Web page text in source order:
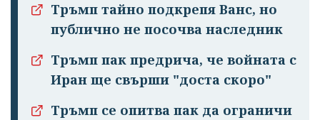
Тръмп тайно подкрепя Ванс, но
публично не посочва наследник
Тръмп пак предрича, че войната с
Иран ще свърши "доста скоро"
Тръмп се опитва пак да ограничи